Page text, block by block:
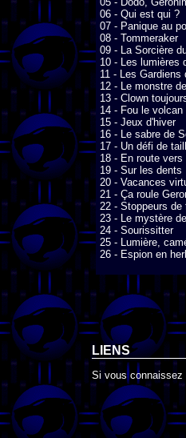
06 - Qui est qui ?
07 - Panique au
08 - Tommeraker
09 - La Sorcière
10 - Les lumières
11 - Les Gardiens
12 - Le monstre
13 - Clown
14 - Fou le volcan
15 - Jeux d'hiver
16 - Le sabre de
17 - Un défi de
18 - En route vers
19 - Sur les dents
20 - Vacances
21 - Ça roule
22 - Stoppeurs de
23 - Le mystère
24 - Sourissitter
25 - Lumière,
26 - Espion en
LIENS
Si vous connaissez